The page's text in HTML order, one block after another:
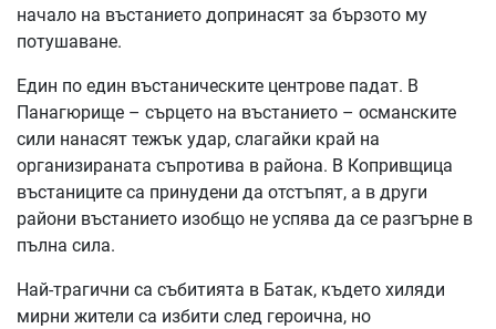
начало на въстанието допринасят за бързото му
потушаване.
Един по един въстаническите центрове падат. В
Панагюрище – сърцето на въстанието – османските
сили нанасят тежък удар, слагайки край на
организираната съпротива в района. В Копривщица
въстаниците са принудени да отстъпят, а в други
райони въстанието изобщо не успява да се разгърне в
пълна сила.
Най-трагични са събитията в Батак, където хиляди
мирни жители са избити след героична, но